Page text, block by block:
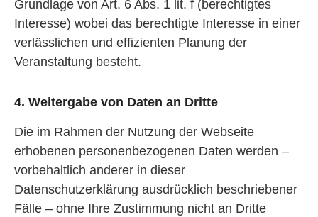
Grundlage von Art. 6 Abs. 1 lit. f (berechtigtes
Interesse) wobei das berechtigte Interesse in einer
verlässlichen und effizienten Planung der
Veranstaltung besteht.
4. Weitergabe von Daten an Dritte
Die im Rahmen der Nutzung der Webseite
erhobenen personenbezogenen Daten werden –
vorbehaltlich anderer in dieser
Datenschutzerklärung ausdrücklich beschriebener
Fälle – ohne Ihre Zustimmung nicht an Dritte